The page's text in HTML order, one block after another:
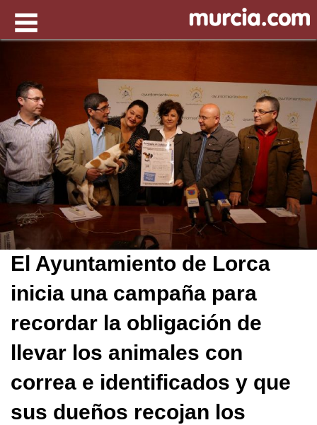
El Ayuntamiento de Lorca
inicia una campaña para
recordar la obligación de
llevar los animales con
correa e identificados y que
sus dueños recojan los